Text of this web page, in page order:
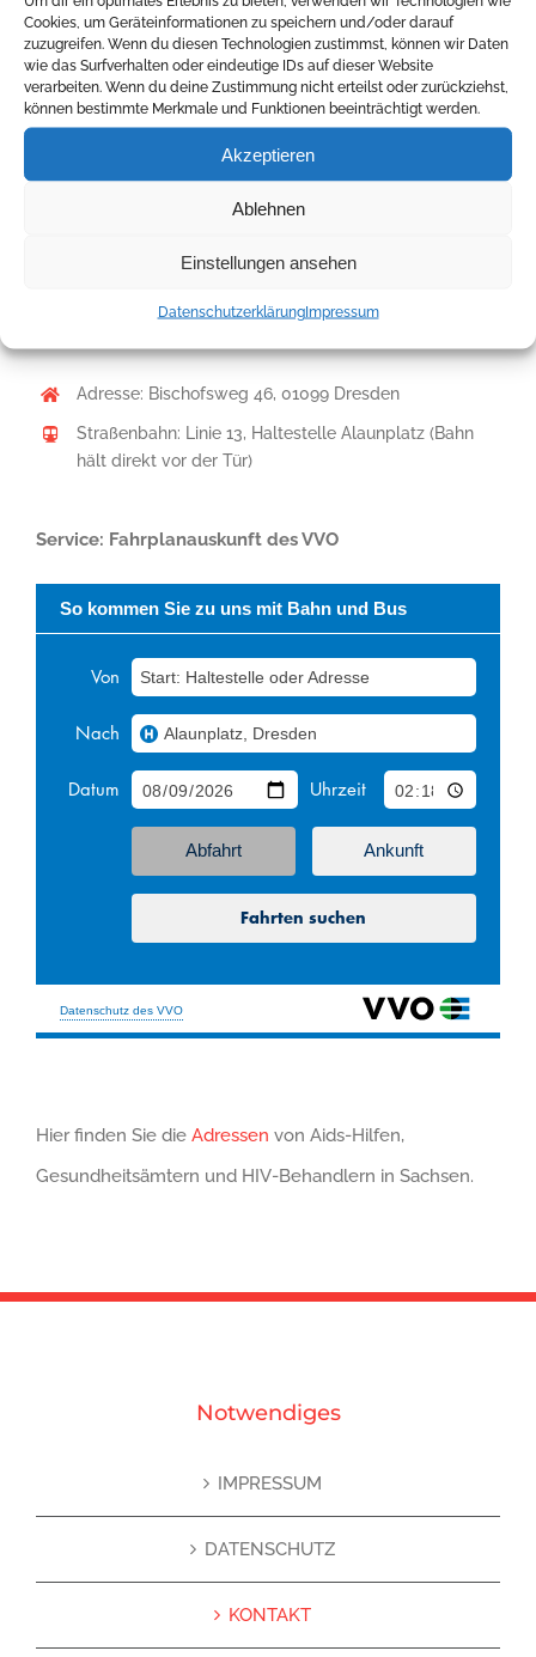
Cookies, um Geräteinformationen zu speichern und/oder darauf
zuzugreifen. Wenn du diesen Technologien zustimmst, können wir Daten
wie das Surfverhalten oder eindeutige IDs auf dieser Website
verarbeiten. Wenn du deine Zustimmung nicht erteilst oder zurückziehst,
können bestimmte Merkmale und Funktionen beeinträchtigt werden.
Akzeptieren
Ablehnen
Einstellungen ansehen
DatenschutzerklärungImpressum
Büro und Beratungssstelle befinden sich in Dresden-
Neustadt, direkt am Alaunplatz (Nähe Copy-Shop, Ecke
Görlitzer Straße). Auf Bischofsweg, Görlitzer und
Alaunstraße stehen begrenzte Parkmöglichkeiten zur
Adresse: Bischofsweg 46, 01099 Dresden
Straßenbahn: Linie 13, Haltestelle Alaunplatz (Bahn
hält direkt vor der Tür)
Service: Fahrplanauskunft des VVO
Hier finden Sie die Adressen von Aids-Hilfen,
Gesundheitsämtern und HIV-Behandlern in Sachsen.
Notwendiges
IMPRESSUM
DATENSCHUTZ
KONTAKT